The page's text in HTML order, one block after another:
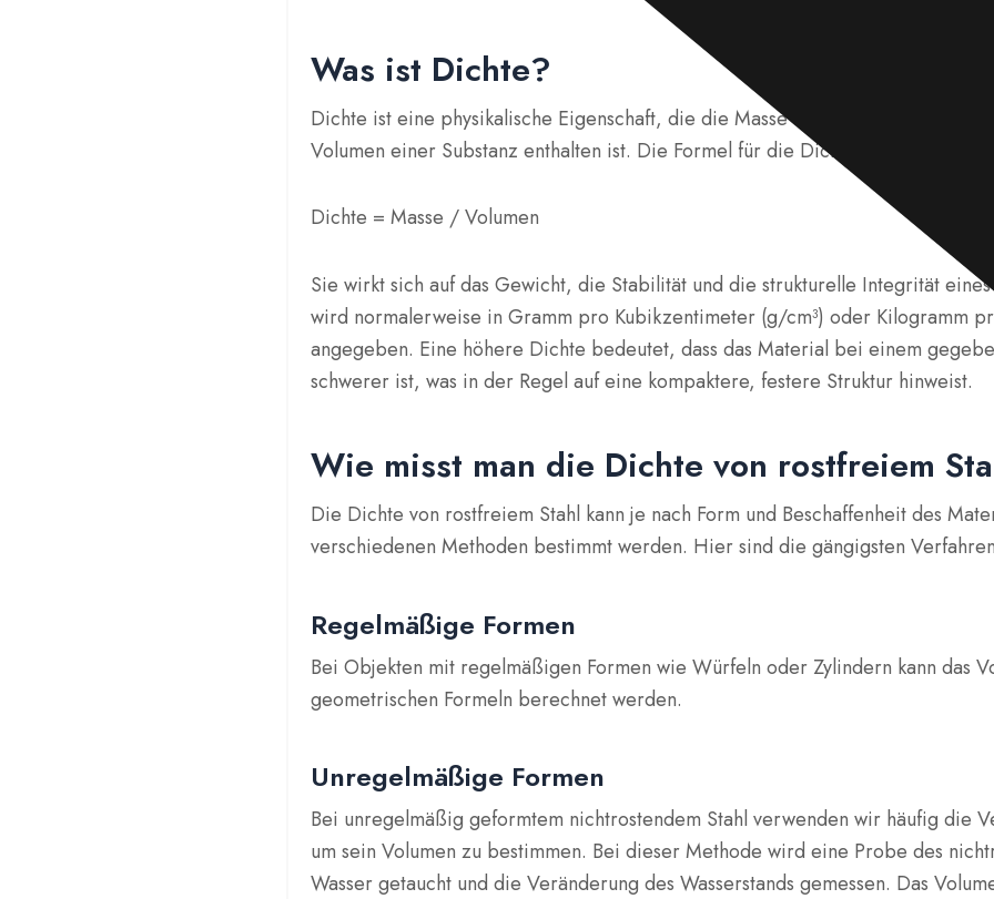
Was ist Dichte?
Dichte ist eine physikalische Eigenschaft, die die Masse beschreibt, die in
Volumen einer Substanz enthalten ist. Die Formel für die Dichte von Edelstahl
Dichte = Masse / Volumen
Sie wirkt sich auf das Gewicht, die Stabilität und die strukturelle Integrität eines
wird normalerweise in Gramm pro Kubikzentimeter (g/cm³) oder Kilogramm
angegeben. Eine höhere Dichte bedeutet, dass das Material bei einem
schwerer ist, was in der Regel auf eine kompaktere, festere Struktur hinweist.
Wie misst man die Dichte von rostfreiem
Die Dichte von rostfreiem Stahl kann je nach Form und Beschaffenheit des
verschiedenen Methoden bestimmt werden. Hier sind die gängigsten
Regelmäßige Formen
Bei Objekten mit regelmäßigen Formen wie Würfeln oder Zylindern kann das
geometrischen Formeln berechnet werden.
Unregelmäßige Formen
Bei unregelmäßig geformtem nichtrostendem Stahl verwenden wir häufig die
um sein Volumen zu bestimmen. Bei dieser Methode wird eine Probe des
Wasser getaucht und die Veränderung des Wasserstands gemessen. Das